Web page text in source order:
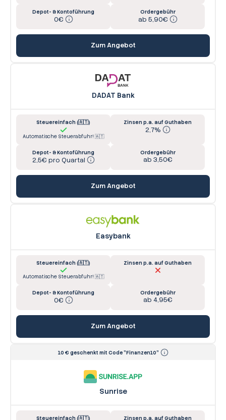
Depot- & Kontoführung
0€
Ordergebühr
ab 5,90€
Zum Angebot
DADAT Bank
Steuereinfach (🇦🇹)
Automatische Steuerabfuhr! 🇦🇹
Zinsen p.a. auf Guthaben
2,7%
Depot- & Kontoführung
2,5€ pro Quartal
Ordergebühr
ab 3,50€
Zum Angebot
Easybank
Steuereinfach (🇦🇹)
Automatische Steuerabfuhr! 🇦🇹
Zinsen p.a. auf Guthaben
Depot- & Kontoführung
0€
Ordergebühr
ab 4,95€
Zum Angebot
10 € geschenkt mit Code "Finanzen10"
Sunrise
Steuereinfach (🇦🇹) Zinsen p.a. auf Guthaben